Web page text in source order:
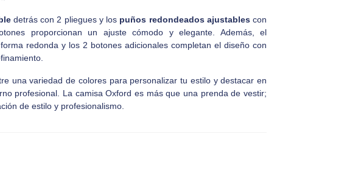
detrás con 2 pliegues y los puños redondeados ajustablescon
proporcionan un ajuste cómodo y elegante. Además, el
redonda y los 2 botones adicionales completan el diseño con
una variedad de colores para personalizar tu estilo y destacar en
profesional. La camisa Oxford es más que una prenda de vestir;
de estilo y profesionalismo.